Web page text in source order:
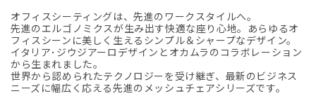
オフィスシーティングは、先進のワークスタイルへ。
先進のエルゴノミクスが生み出す快適な座り心地。あらゆるオ
フィスシーンに美しく生えるシンプル＆シャープなデザイン。
イタリア･ジウジアーロデザインとオカムラのコラボレーション
から生まれました。
世界から認められたテクノロジーを受け継ぎ、最新のビジネス
ニーズに幅広く応える先進のメッシュチェアシリーズです。